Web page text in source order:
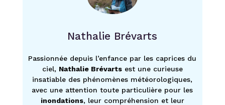
Nathalie Brévarts
Passionnée depuis l’enfance par les caprices du
ciel, Nathalie Brévartsest une curieuse
insatiable des phénomènes météorologiques,
avec une attention toute particulière pour les
inondations, leur compréhension et leur